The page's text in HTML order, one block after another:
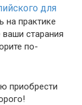
для
на практике
старания
по-
приобрести